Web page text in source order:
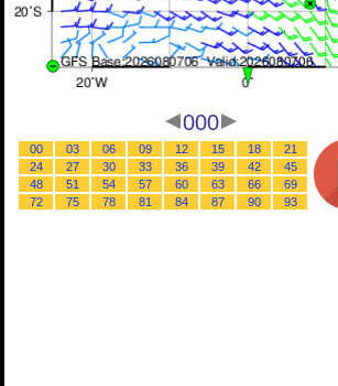
000
00 03 06 09 12 15 18
21
24
27 30 33 36 39 42
45
48
51 54 57 60 63 66
69
72
75 78 81 84 87 90 93